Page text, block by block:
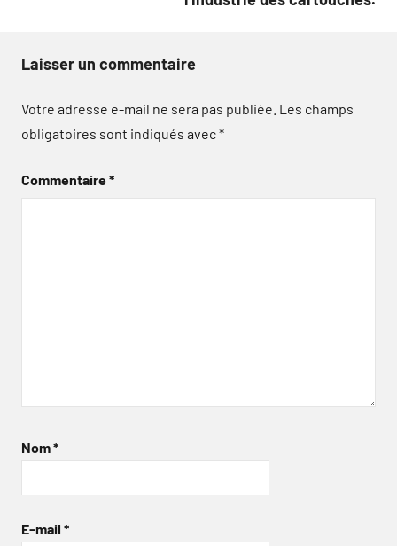
Laisser un commentaire
Votre adresse e-mail ne sera pas publiée. Les champs
obligatoires sont indiqués avec*
Commentaire*
Nom*
E-mail *